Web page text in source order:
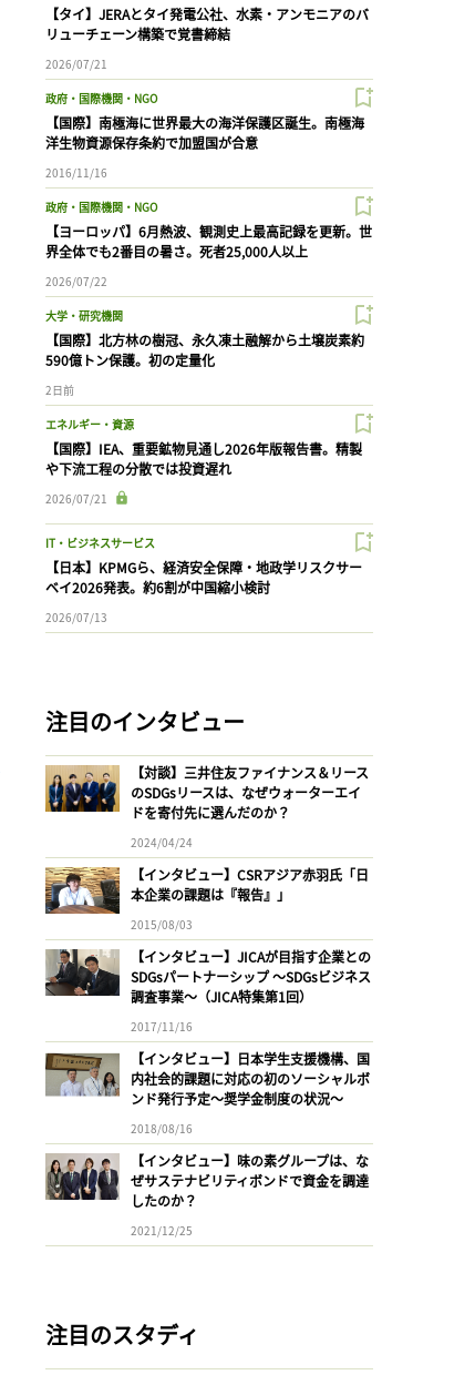
【タイ】JERAとタイ発電公社、水素・アンモニアのバ
リューチェーン構築で覚書締結
2026/07/21
政府・国際機関・NGO
【国際】南極海に世界最大の海洋保護区誕生。南極海
洋生物資源保存条約で加盟国が合意
2016/11/16
政府・国際機関・NGO
【ヨーロッパ】6月熱波、観測史上最高記録を更新。世
界全体でも2番目の暑さ。死者25,000人以上
2026/07/22
大学・研究機関
【国際】北方林の樹冠、永久凍土融解から土壌炭素約
590億トン保護。初の定量化
2日前
エネルギー・資源
【国際】IEA、重要鉱物見通し2026年版報告書。精製
や下流工程の分散では投資遅れ
2026/07/21
IT・ビジネスサービス
【日本】KPMGら、経済安全保障・地政学リスクサー
ベイ2026発表。約6割が中国縮小検討
2026/07/13
注目のインタビュー
【対談】三井住友ファイナンス＆リース
のSDGsリースは、なぜウォーターエイ
ドを寄付先に選んだのか？
2024/04/24
【インタビュー】CSRアジア赤羽氏「日
本企業の課題は『報告』」
2015/08/03
【インタビュー】JICAが目指す企業との
SDGsパートナーシップ 〜SDGsビジネス
調査事業〜（JICA特集第1回）
2017/11/16
【インタビュー】日本学生支援機構、国
内社会的課題に対応の初のソーシャルボ
ンド発行予定〜奨学金制度の状況〜
2018/08/16
【インタビュー】味の素グループは、な
ぜサステナビリティボンドで資金を調達
したのか？
2021/12/25
注目のスタディ